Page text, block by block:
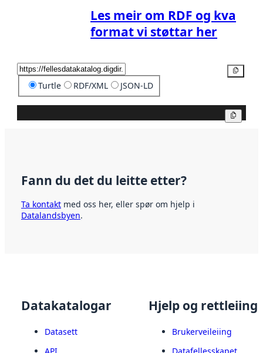
Les meir om RDF og kva
format vi støttar her
Turtle RDF/XML JSON-LD
Fann du det du leitte etter?
Ta kontakt med oss her, eller spør om hjelp i
Datalandsbyen.
Datakatalogar
Datasett
Hjelp og rettleiing
Brukerveileiing